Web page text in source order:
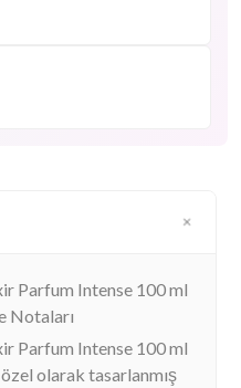
Parfum Intense 100 ml
Notaları
Parfum Intense 100 ml
olarak tasarlanmış